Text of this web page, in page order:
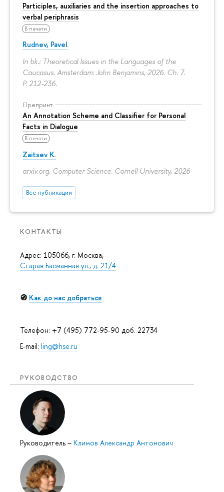
Participles, auxiliaries and the insertion approaches to
verbal periphrasis
В печати
Rudnev, Pavel.
In bk.: Theoretical Issues in the Languages of the
Caucasus. Amsterdam: John Benjamins, 2026. Ch. 7.
P. 212-236.
Препринт
An Annotation Scheme and Classifier for Personal
Facts in Dialogue
В печати
Zaitsev K.
arxiv.org. Computer Science. Cornell University, 2026
Все публикации
КОНТАКТЫ
Адрес: 105066, г. Москва,
Старая Басманная ул., д. 21/4
🧭 Как до нас добраться
Телефон: +7 (495) 772-95-90 доб. 22734
E-mail: ling@hse.ru
РУКОВОДСТВО
Руководитель – Климов Александр Антонович